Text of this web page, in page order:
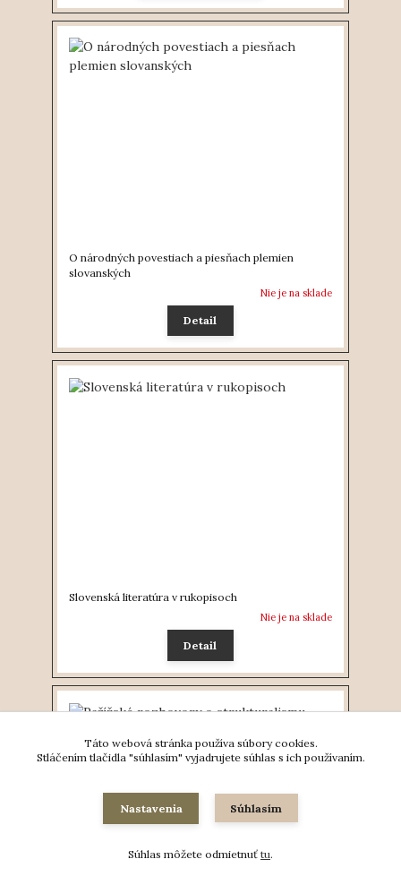
O národných povestiach a piesňach plemien
slovanských
Nie je na sklade
Detail
Slovenská literatúra v rukopisoch
Nie je na sklade
Detail
Táto webová stránka používa súbory cookies.
Stláčením tlačidla "súhlasím" vyjadrujete súhlas s ich používaním.
Nastavenia Súhlasím
Súhlas môžete odmietnuť tu.